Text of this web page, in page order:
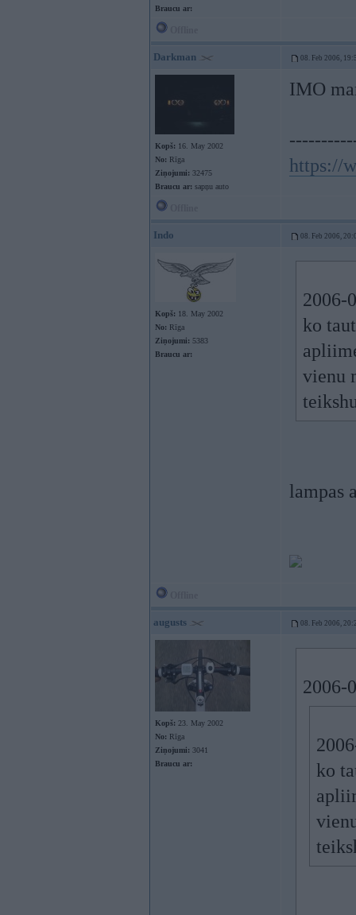
Braucu ar:
Darkman 08. Feb 2006,
Kopš: 16. May 2002
No: Rīga
Ziņojumi: 32475
Braucu ar: sapņu auto
IMO
https://
Indo 08. Feb 2006,
Kopš: 18. May 2002
No: Rīga
Ziņojumi: 5383
Braucu ar:
2006-
ko
vienu
lampas
augusts 08. Feb 2006,
Kopš: 23. May 2002
No: Rīga
Ziņojumi: 3041
Braucu ar:
2006-
ko